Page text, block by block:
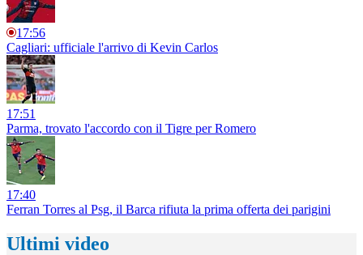
17:56
Cagliari: ufficiale l'arrivo di Kevin Carlos
17:51
Parma, trovato l'accordo con il Tigre per Romero
17:40
Ferran Torres al Psg, il Barca rifiuta la prima offerta dei parigini
Ultimi video